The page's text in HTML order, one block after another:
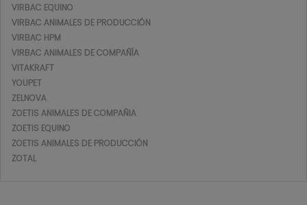
VIRBAC EQUINO
VIRBAC ANIMALES DE PRODUCCIÓN
VIRBAC HPM
VIRBAC ANIMALES DE COMPAÑÍA
VITAKRAFT
YOUPET
ZELNOVA
ZOETIS ANIMALES DE COMPAÑIA
ZOETIS EQUINO
ZOETIS ANIMALES DE PRODUCCIÓN
ZOTAL